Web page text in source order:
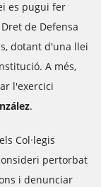
es pugui fer
de Defensa
dotant d'una llei
A més,
l'exercici
.
Col·legis
pertorbat
i denunciar